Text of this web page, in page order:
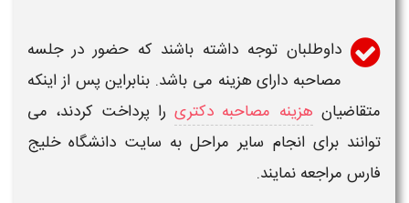
داوطلبان توجه داشته باشند که حضور در جلسه
مصاحبه دارای هزینه می باشد. بنابراین پس از اینکه
متقاضیان هزینه مصاحبه دکتریرا پرداخت کردند، می
توانند برای انجام سایر مراحل به سایت دانشگاه خلیج
فارس مراجعه نمایند.